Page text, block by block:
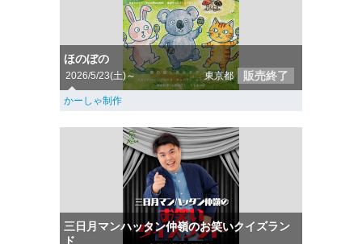
ほのぼの
2026/5/23(土)～ 東京都 販売終了
かーしゃ制作
三日月マンハッタン仲嶺のお笑いクイズラン
ド